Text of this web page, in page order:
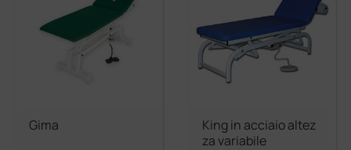
Gima
King in acciaio altez
za variabile